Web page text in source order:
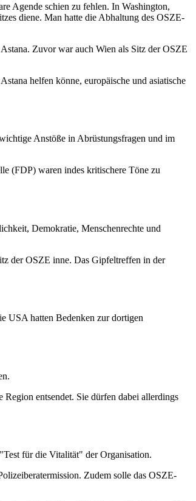
Agende schien zu fehlen. In Washington,
diene. Man hatte die Abhaltung des OSZE-
Zuvor war auch Wien als Sitz der OSZE
helfen könne, europäische und asiatische
Anstöße in Abrüstungsfragen und im
(FDP) waren indes kritischere Töne zu
Demokratie, Menschenrechte und
der OSZE inne. Das Gipfeltreffen in der
USA hatten Bedenken zur dortigen
entsendet. Sie dürfen dabei allerdings
für die Vitalität" der Organisation.
Zudem solle das OSZE-